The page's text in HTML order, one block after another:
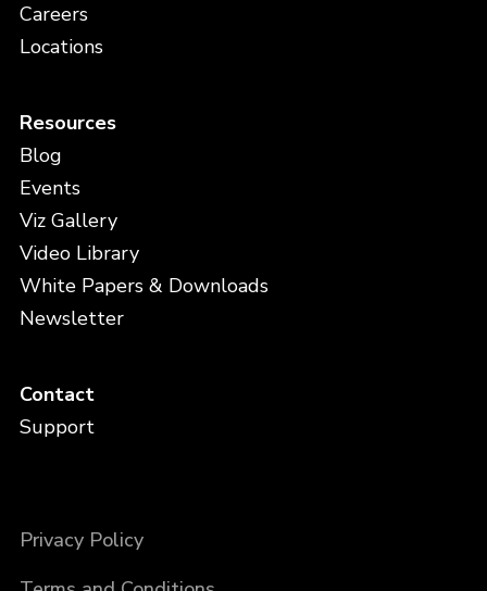
Careers
Locations
Resources
Blog
Events
Viz Gallery
Video Library
White Papers & Downloads
Newsletter
Contact
Support
Privacy Policy